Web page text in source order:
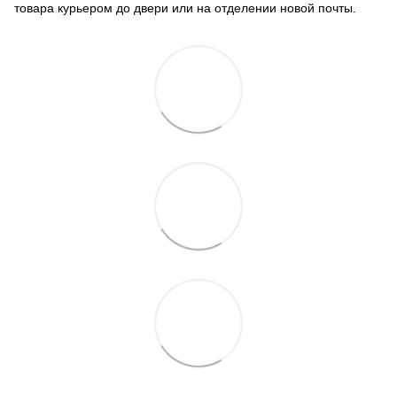
товара курьером до двери или на отделении новой почты.